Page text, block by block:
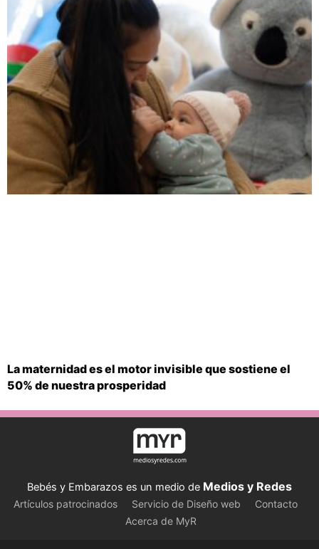
La maternidad es el motor invisible que sostiene el
50% de nuestra prosperidad
Bebés y Embarazos es un medio de Medios y Redes
Artículos patrocinados Servicio de Diseño web
Contacto
Acerca de MyR